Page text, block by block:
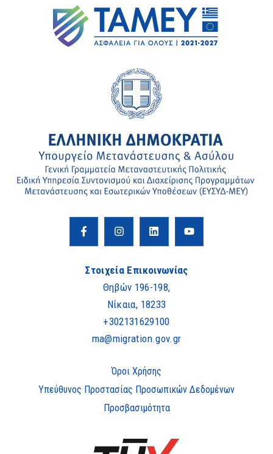
Στοιχεία Επικοινωνίας
Θηβών 196-198,
Νίκαια, 18233
+302131629100
ma@migration.gov.gr
Όροι Χρήσης
Υπεύθυνος Προστασίας Προσωπικών Δεδομένων
Προσβασιμότητα